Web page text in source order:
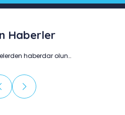
Haberler
haberdar olun…